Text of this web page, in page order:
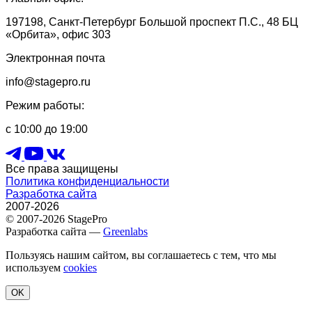
197198, Санкт-Петербург Большой проспект П.С., 48 БЦ
«Орбита», офис 303
Электронная почта
info@stagepro.ru
Режим работы:
с 10:00 до 19:00
Все права защищены
Политика конфиденциальности
Разработка сайта
2007-2026
© 2007-2026 StagePro
Разработка сайта — Greenlabs
Пользуясь нашим сайтом, вы соглашаетесь с тем, что мы
используем cookies
OK